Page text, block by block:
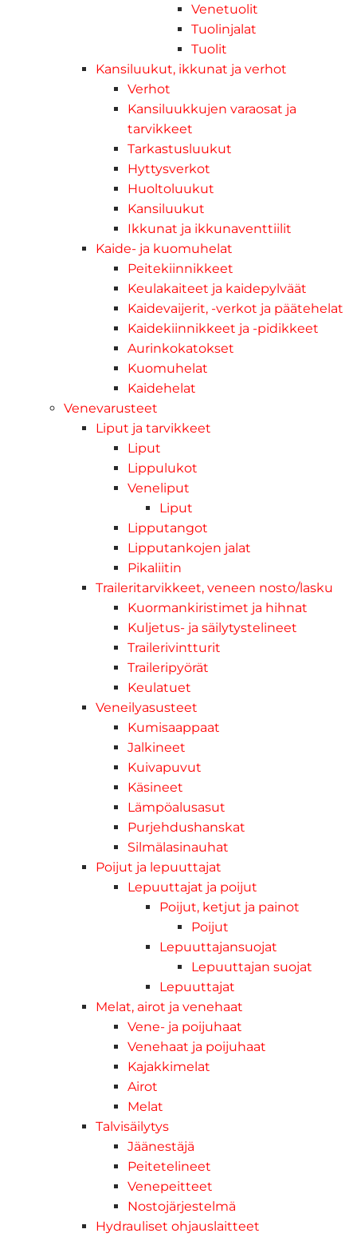
Venetuolit
Tuolinjalat
Tuolit
Kansiluukut, ikkunat ja verhot
Verhot
Kansiluukkujen varaosat ja
tarvikkeet
Tarkastusluukut
Hyttysverkot
Huoltoluukut
Kansiluukut
Ikkunat ja ikkunaventtiilit
Kaide- ja kuomuhelat
Peitekiinnikkeet
Keulakaiteet ja kaidepylväät
Kaidevaijerit, -verkot ja päätehelat
Kaidekiinnikkeet ja -pidikkeet
Aurinkokatokset
Kuomuhelat
Kaidehelat
Venevarusteet
Liput ja tarvikkeet
Liput
Lippulukot
Veneliput
Liput
Lipputangot
Lipputankojen jalat
Pikaliitin
Traileritarvikkeet, veneen nosto/lasku
Kuormankiristimet ja hihnat
Kuljetus- ja säilytystelineet
Trailerivintturit
Traileripyörät
Keulatuet
Veneilyasusteet
Kumisaappaat
Jalkineet
Kuivapuvut
Käsineet
Lämpöalusasut
Purjehdushanskat
Silmälasinauhat
Poijut ja lepuuttajat
Lepuuttajat ja poijut
Poijut, ketjut ja painot
Poijut
Lepuuttajansuojat
Lepuuttajan suojat
Lepuuttajat
Melat, airot ja venehaat
Vene- ja poijuhaat
Venehaat ja poijuhaat
Kajakkimelat
Airot
Melat
Talvisäilytys
Jäänestäjä
Peitetelineet
Venepeitteet
Nostojärjestelmä
Hydrauliset ohjauslaitteet